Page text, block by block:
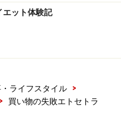
がなさそうな服が大半
思える品はなかったり
）
、写真など）を国内外
前の年末、2万円程で購
エット体験記
ライフスタイル
>
> 買い物の失敗エトセトラ